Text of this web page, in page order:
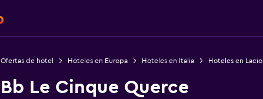
Ofertas de hotel Hoteles en Europa Hoteles en Italia Hoteles en Lacio
Bb Le Cinque Querce